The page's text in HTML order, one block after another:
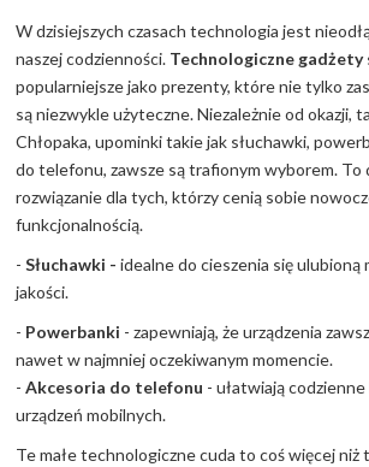
W dzisiejszych czasach technologia jest
naszej codzienności. Technologiczne gadżety
popularniejsze jako prezenty, które nie tylko
są niezwykle użyteczne. Niezależnie od okazji,
Chłopaka, upominki takie jak słuchawki,
do telefonu, zawsze są trafionym wyborem. To
rozwiązanie dla tych, którzy cenią sobie
funkcjonalnością.
-Słuchawki - idealne do cieszenia się ulubioną
jakości.
- Powerbanki - zapewniają, że urządzenia
nawet w najmniej oczekiwanym momencie.
-Akcesoria do telefonu - ułatwiają
urządzeń mobilnych.
Te małe technologiczne cuda to coś więcej